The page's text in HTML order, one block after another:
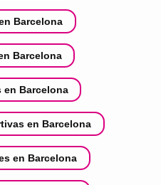
Barcelona
Barcelona
en Barcelona
en Barcelona
en Barcelona